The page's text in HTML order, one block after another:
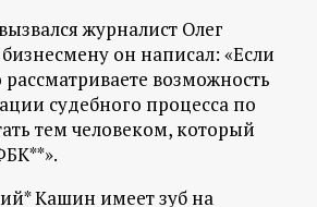
журналист Олег
он написал: «Если
возможность
судебного процесса по
тем человеком, который
Кашин имеет зуб на